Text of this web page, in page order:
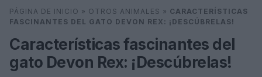
Buscar ⌕ ×
PÁGINA DE INICIO » OTROS ANIMALES » CARACTERÍSTICAS
FASCINANTES DEL GATO DEVON REX: ¡DESCÚBRELAS!
Características fascinantes del
gato Devon Rex: ¡Descúbrelas!